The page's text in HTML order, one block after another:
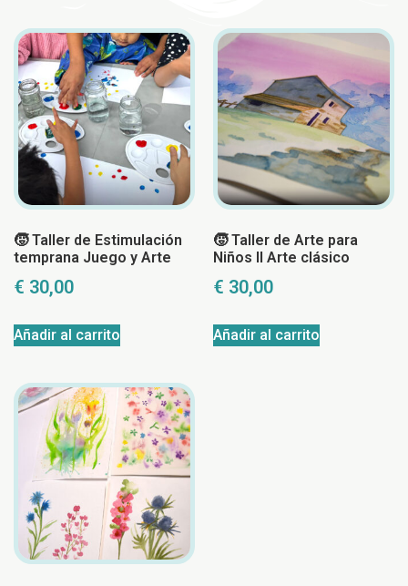
🧒 Taller de Estimulación
temprana Juego y Arte
€ 30,00
Añadir al carrito
🧒 Taller de Arte para
Niños II Arte clásico
€ 30,00
Añadir al carrito